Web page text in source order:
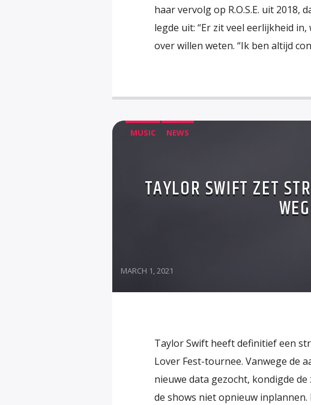
haar vervolg op R.O.S.E. uit 2018,
legde uit: “Er zit veel eerlijkheid
over willen weten. “Ik ben altijd
MUSIC NEWS
TAYLOR SWIFT ZET
MARCH 1, 2021
Taylor Swift heeft definitief een
Lover Fest-tournee. Vanwege de
nieuwe data gezocht, kondigde
de shows niet opnieuw